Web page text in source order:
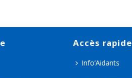
Accès rapide
Info’Aidants